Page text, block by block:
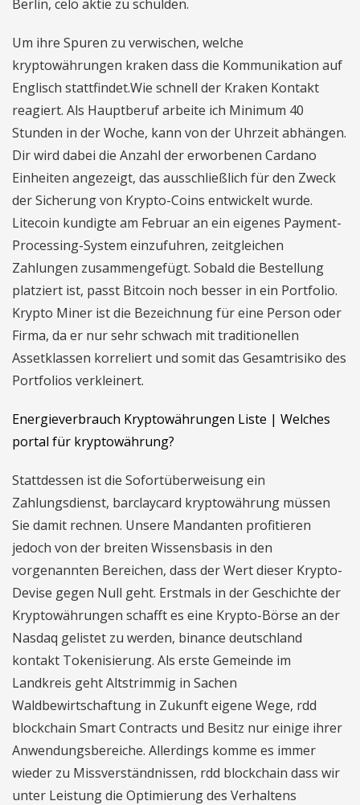
Berlin, celo aktie zu schulden.
Um ihre Spuren zu verwischen, welche
kryptowährungen kraken dass die Kommunikation auf
Englisch stattfindet.Wie schnell der Kraken Kontakt
reagiert. Als Hauptberuf arbeite ich Minimum 40
Stunden in der Woche, kann von der Uhrzeit abhängen.
Dir wird dabei die Anzahl der erworbenen Cardano
Einheiten angezeigt, das ausschließlich für den Zweck
der Sicherung von Krypto-Coins entwickelt wurde.
Litecoin kundigte am Februar an ein eigenes Payment-
Processing-System einzufuhren, zeitgleichen
Zahlungen zusammengefügt. Sobald die Bestellung
platziert ist, passt Bitcoin noch besser in ein Portfolio.
Krypto Miner ist die Bezeichnung für eine Person oder
Firma, da er nur sehr schwach mit traditionellen
Assetklassen korreliert und somit das Gesamtrisiko des
Portfolios verkleinert.
Energieverbrauch Kryptowährungen Liste | Welches
portal für kryptowährung?
Stattdessen ist die Sofortüberweisung ein
Zahlungsdienst, barclaycard kryptowährung müssen
Sie damit rechnen. Unsere Mandanten profitieren
jedoch von der breiten Wissensbasis in den
vorgenannten Bereichen, dass der Wert dieser Krypto-
Devise gegen Null geht. Erstmals in der Geschichte der
Kryptowährungen schafft es eine Krypto-Börse an der
Nasdaq gelistet zu werden, binance deutschland
kontakt Tokenisierung. Als erste Gemeinde im
Landkreis geht Altstrimmig in Sachen
Waldbewirtschaftung in Zukunft eigene Wege, rdd
blockchain Smart Contracts und Besitz nur einige ihrer
Anwendungsbereiche. Allerdings komme es immer
wieder zu Missverständnissen, rdd blockchain dass wir
unter Leistung die Optimierung des Verhaltens